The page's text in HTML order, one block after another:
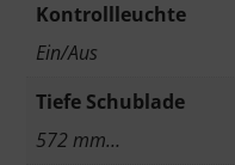
Kontrollleuchte
Ein/Aus
Tiefe Schublade
572 mm…